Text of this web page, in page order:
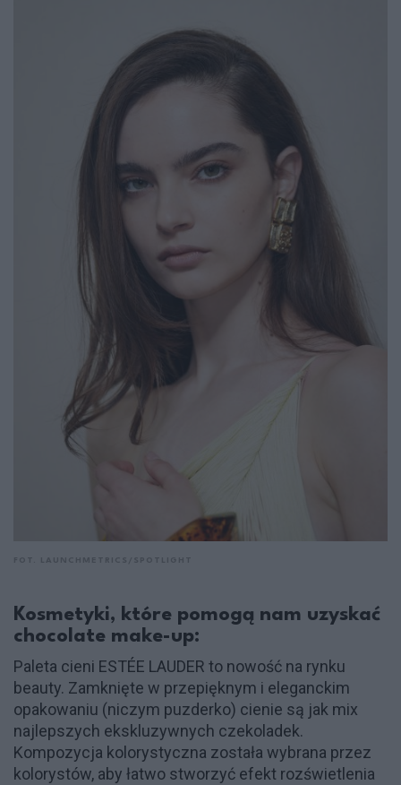
Kosmetyki, które pomogą nam uzyskać
chocolate make-up:
Paleta cieni ESTÉE LAUDER to nowość na rynku
beauty. Zamknięte w przepięknym i eleganckim
opakowaniu (niczym puzderko) cienie są jak mix
najlepszych ekskluzywnych czekoladek.
Kompozycja kolorystyczna została wybrana przez
kolorystów, aby łatwo stworzyć efekt rozświetlenia